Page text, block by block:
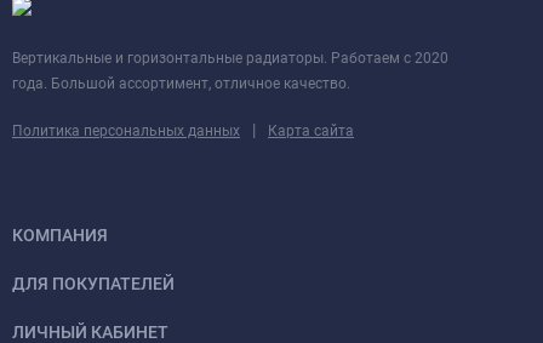
Вертикальные и горизонтальные радиаторы. Работаем с 2020
года. Большой ассортимент, отличное качество.
Политика персональных данных | Карта сайта
КОМПАНИЯ
ДЛЯ ПОКУПАТЕЛЕЙ
ЛИЧНЫЙ КАБИНЕТ